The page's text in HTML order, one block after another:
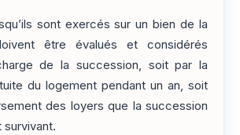
sont exercés sur un bien de la
être évalués et considérés
de la succession, soit par la
du logement pendant un an, soit
des loyers que la succession
survivant.